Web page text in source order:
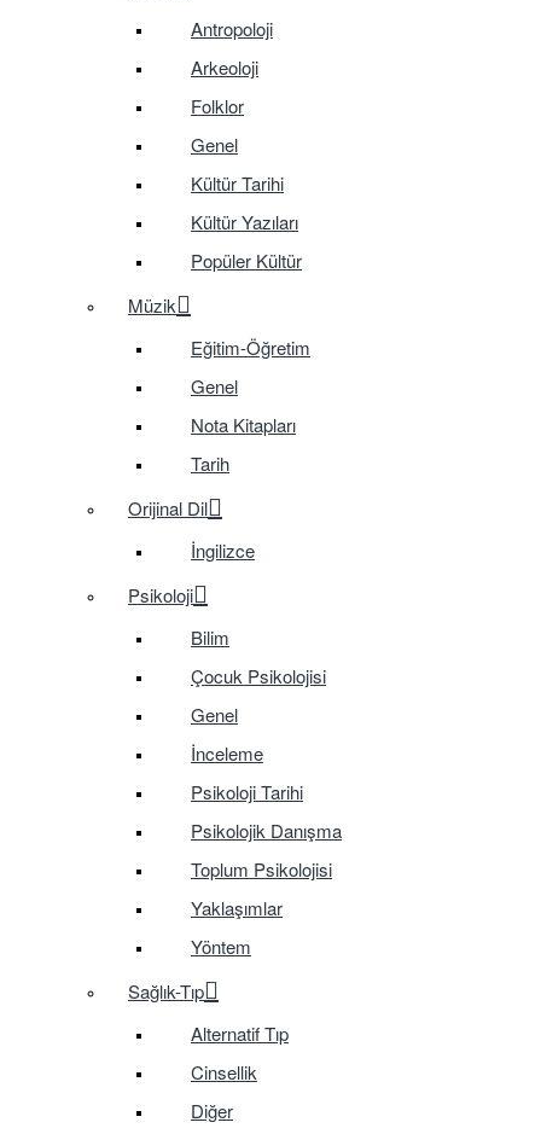
Antropoloji
Arkeoloji
Folklor
Genel
Kültür Tarihi
Kültür Yazıları
Popüler Kültür
Müzik
Eğitim-Öğretim
Genel
Nota Kitapları
Tarih
Orijinal Dil
İngilizce
Psikoloji
Bilim
Çocuk Psikolojisi
Genel
İnceleme
Psikoloji Tarihi
Psikolojik Danışma
Toplum Psikolojisi
Yaklaşımlar
Yöntem
Sağlık-Tıp
Alternatif Tıp
Cinsellik
Diğer